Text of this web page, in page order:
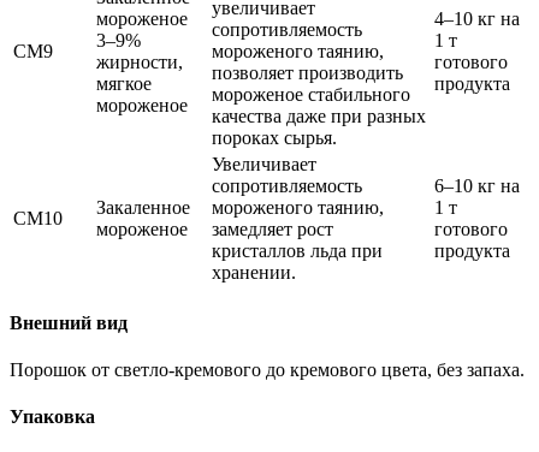
СМ9
мороженое
3–9%
жирности,
мягкое
мороженое
увеличивает
сопротивляемость
мороженого таянию,
позволяет производить
мороженое стабильного
качества даже при разных
пороках сырья.
4–10 кг на
1 т
готового
продукта
СМ10
Закаленное
мороженое
Увеличивает
сопротивляемость
мороженого таянию,
замедляет рост
кристаллов льда при
хранении.
6–10 кг на
1 т
готового
продукта
Внешний вид
Порошок от светло-кремового до кремового цвета, без запаха.
Упаковка